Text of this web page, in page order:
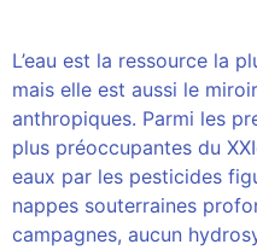
L’eau est la ressource la
mais elle est aussi le
anthropiques. Parmi les
plus préoccupantes du
eaux par les pesticides
nappes souterraines
campagnes, aucun